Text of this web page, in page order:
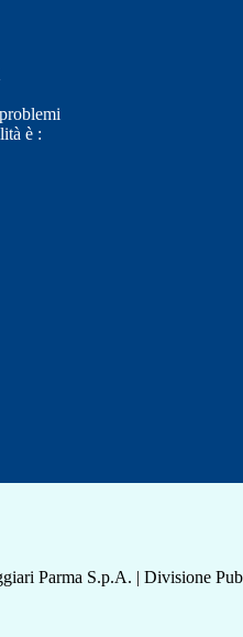
è :
Parma S.p.A. | Divisione